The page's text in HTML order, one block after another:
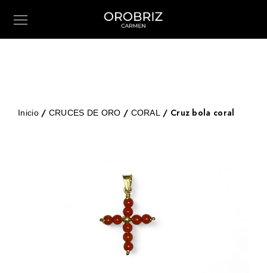
Inicio/ CRUCES DE ORO / CORAL / Cruz bola coral